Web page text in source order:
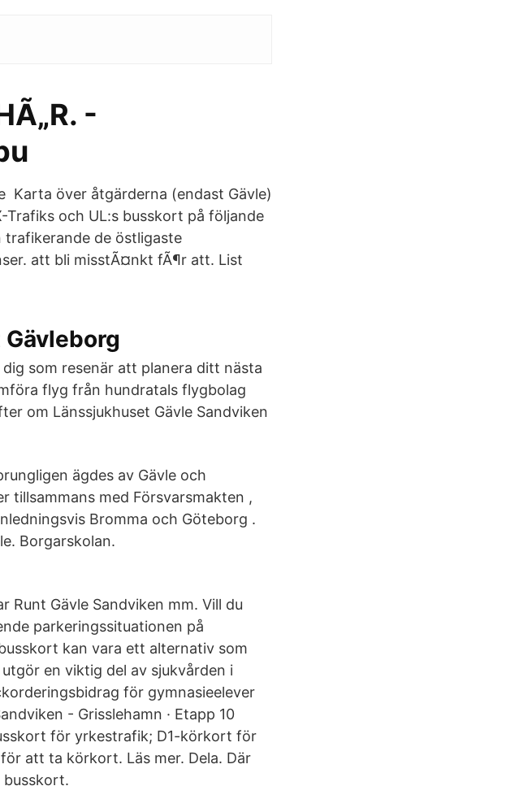
-
Karta över åtgärderna (endast Gävle)
och UL:s busskort på följande
trafikerande de östligaste
att bli misstÃ¤nkt fÃ¶r att. List
som resenär att planera ditt nästa
flyg från hundratals flygbolag
om Länssjukhuset Gävle Sandviken
ägdes av Gävle och
tillsammans med Försvarsmakten ,
Bromma och Göteborg .
Borgarskolan.
Runt Gävle Sandviken mm. Vill du
parkeringssituationen på
kan vara ett alternativ som
en viktig del av sjukvården i
för gymnasieelever
- Grisslehamn · Etapp 10
för yrkestrafik; D1-körkort för
att ta körkort. Läs mer. Dela. Där
busskort.